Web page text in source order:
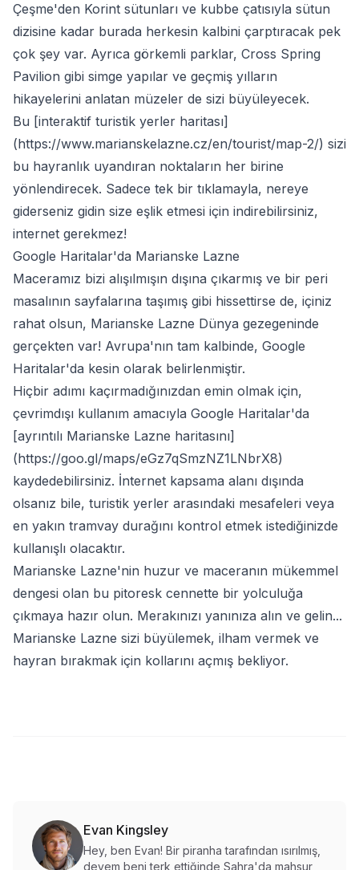
Çeşme'den Korint sütunları ve kubbe çatısıyla sütun
dizisine kadar burada herkesin kalbini çarptıracak pek
çok şey var. Ayrıca görkemli parklar, Cross Spring
Pavilion gibi simge yapılar ve geçmiş yılların
hikayelerini anlatan müzeler de sizi büyüleyecek.
Bu [interaktif turistik yerler haritası]
(https://www.marianskelazne.cz/en/tourist/map-2/) sizi
bu hayranlık uyandıran noktaların her birine
yönlendirecek. Sadece tek bir tıklamayla, nereye
giderseniz gidin size eşlik etmesi için indirebilirsiniz,
internet gerekmez!
Google Haritalar'da Marianske Lazne
Maceramız bizi alışılmışın dışına çıkarmış ve bir peri
masalının sayfalarına taşımış gibi hissettirse de, içiniz
rahat olsun, Marianske Lazne Dünya gezegeninde
gerçekten var! Avrupa'nın tam kalbinde, Google
Haritalar'da kesin olarak belirlenmiştir.
Hiçbir adımı kaçırmadığınızdan emin olmak için,
çevrimdışı kullanım amacıyla Google Haritalar'da
[ayrıntılı Marianske Lazne haritasını]
(https://goo.gl/maps/eGz7qSmzNZ1LNbrX8)
kaydedebilirsiniz. İnternet kapsama alanı dışında
olsanız bile, turistik yerler arasındaki mesafeleri veya
en yakın tramvay durağını kontrol etmek istediğinizde
kullanışlı olacaktır.
Marianske Lazne'nin huzur ve maceranın mükemmel
dengesi olan bu pitoresk cennette bir yolculuğa
çıkmaya hazır olun. Merakınızı yanınıza alın ve gelin...
Marianske Lazne sizi büyülemek, ilham vermek ve
hayran bırakmak için kollarını açmış bekliyor.
Evan Kingsley
Hey, ben Evan! Bir piranha tarafından ısırılmış,
devem beni terk ettiğinde Sahra'da mahsur